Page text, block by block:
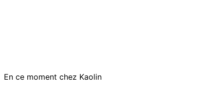
En ce moment chez Kaolin